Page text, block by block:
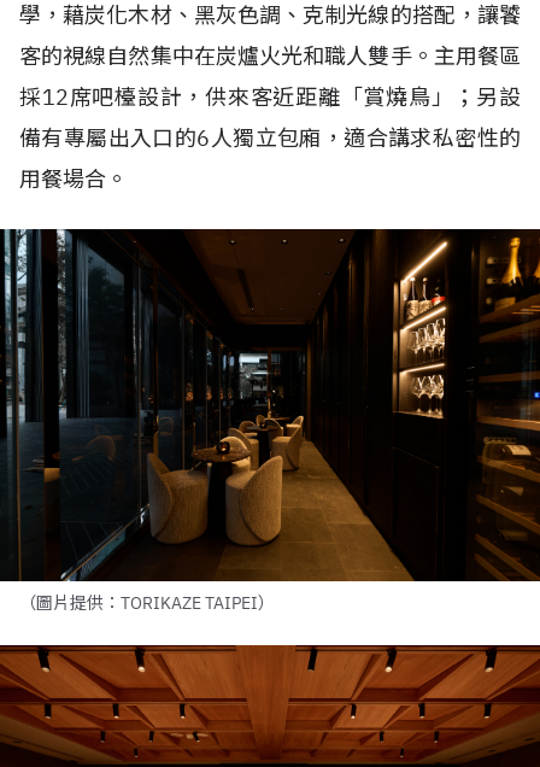
學，藉炭化木材、黑灰色調、克制光線的搭配，讓饕
客的視線自然集中在炭爐火光和職人雙手。主用餐區
採12席吧檯設計，供來客近距離「賞燒鳥」；另設
備有專屬出入口的6人獨立包廂，適合講求私密性的
用餐場合。
（圖片提供：TORIKAZE TAIPEI）